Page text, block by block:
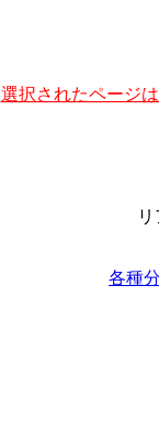
選択されたページ
各種